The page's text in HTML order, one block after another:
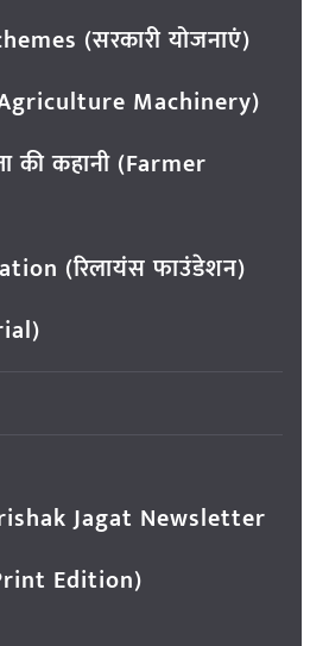
(सरकारी योजनाएं)
Machinery)
की कहानी (Farmer
(रिलायंस फाउंडेशन)
Jagat Newsletter
Edition)